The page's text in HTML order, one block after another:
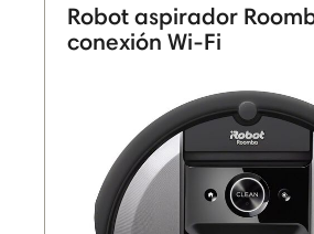
Robot aspirador
conexión Wi-Fi